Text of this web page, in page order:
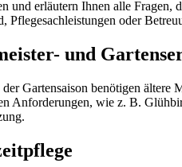
und erläutern Ihnen alle
Pflegesachleistungen oder
und
der Gartensaison benötigen
Anforderungen, wie z. B.